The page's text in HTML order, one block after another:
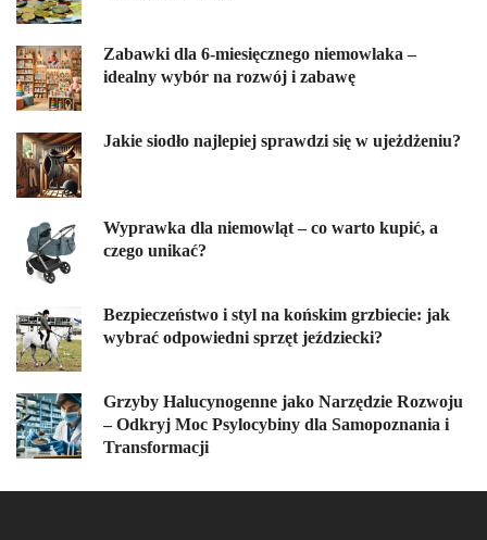
Zabawki dla 6-miesięcznego niemowlaka –
idealny wybór na rozwój i zabawę
Jakie siodło najlepiej sprawdzi się w ujeżdżeniu?
Wyprawka dla niemowląt – co warto kupić, a
czego unikać?
Bezpieczeństwo i styl na końskim grzbiecie: jak
wybrać odpowiedni sprzęt jeździecki?
Grzyby Halucynogenne jako Narzędzie Rozwoju
– Odkryj Moc Psylocybiny dla Samopoznania i
Transformacji